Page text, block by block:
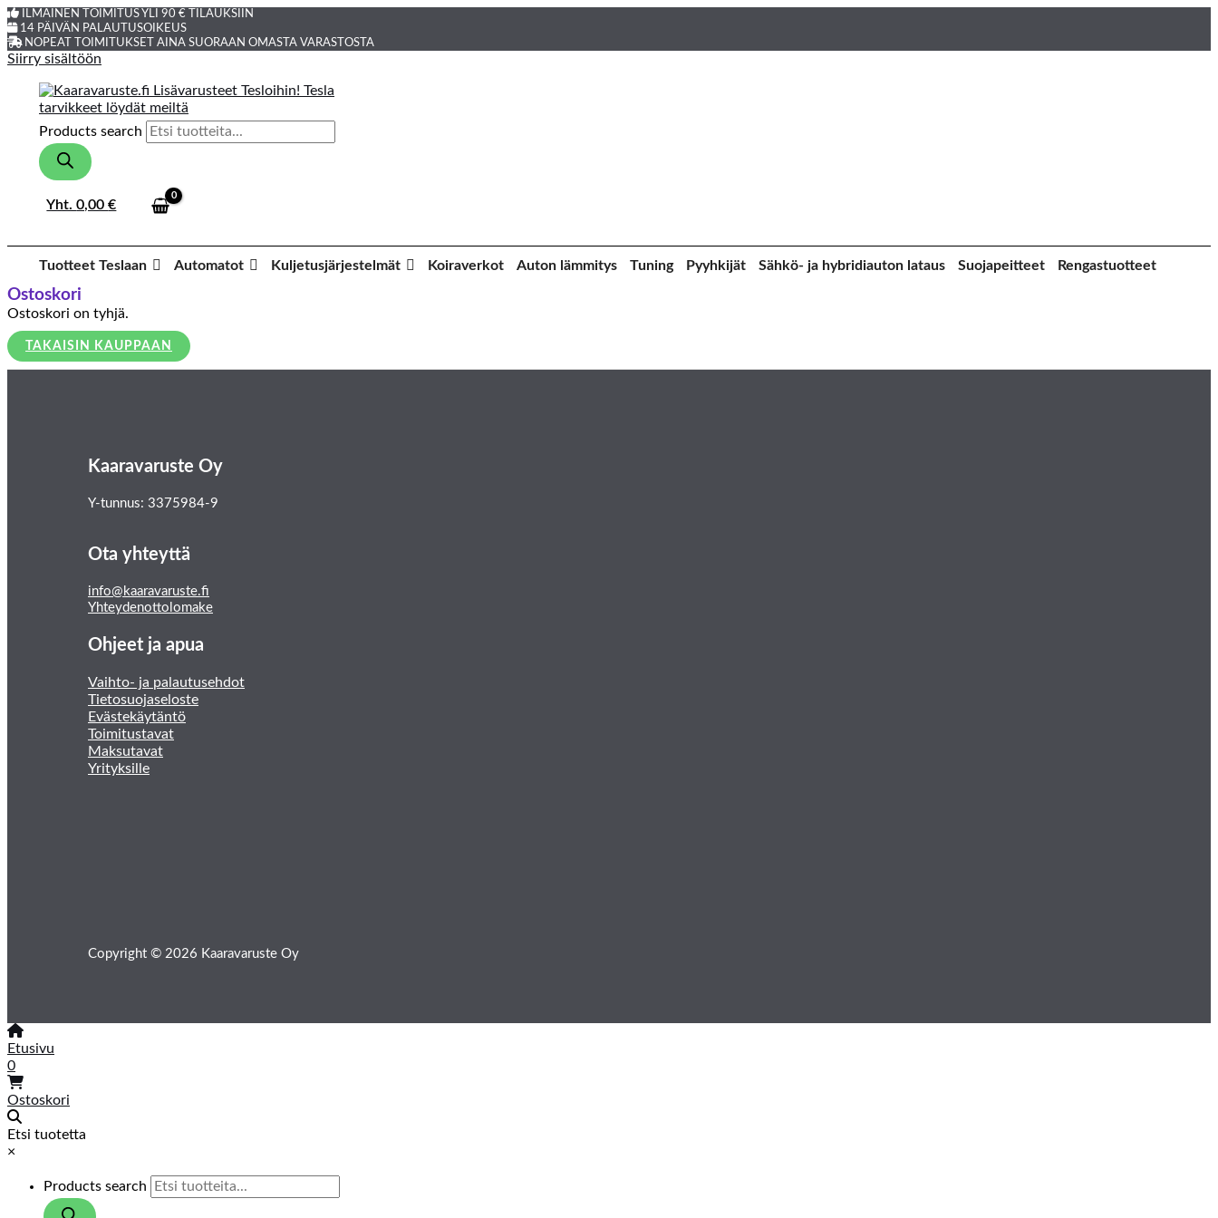
ILMAINEN TOIMITUS YLI 90 € TILAUKSIIN
14 PÄIVÄN PALAUTUSOIKEUS
NOPEAT TOIMITUKSET AINA SUORAAN OMASTA VARASTOSTA
Siirry sisältöön
Products search
Yht.0,00€
Tuotteet Teslaan Automatot Kuljetusjärjestelmät Koiraverkot Auton lämmitys Tuning Pyyhkijät Sähkö- ja hybridiauton lataus Suojapeitteet Rengastuotteet
Ostoskori
Ostoskori on tyhjä.
TAKAISIN KAUPPAAN
Kaaravaruste Oy
Y-tunnus: 3375984-9
Ota yhteyttä
info@kaaravaruste.fi
Yhteydenottolomake
Ohjeet ja apua
Vaihto- ja palautusehdot
Tietosuojaseloste
Evästekäytäntö
Toimitustavat
Maksutavat
Yrityksille
Copyright © 2026 Kaaravaruste Oy
Etusivu
0
Ostoskori
Etsi tuotetta
×
Products search